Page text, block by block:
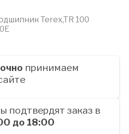
Terex,TR 100
принимаем
подтвердят заказ в
до 18:00